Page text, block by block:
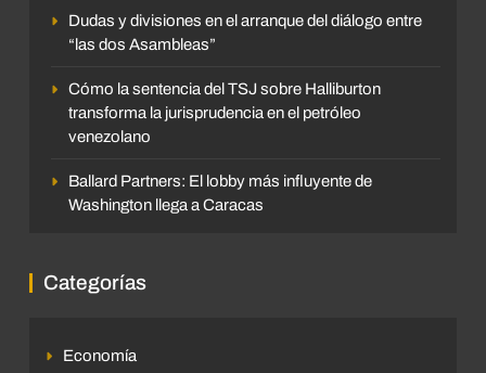
Dudas y divisiones en el arranque del diálogo entre
“las dos Asambleas”
Cómo la sentencia del TSJ sobre Halliburton
transforma la jurisprudencia en el petróleo
venezolano
Ballard Partners: El lobby más influyente de
Washington llega a Caracas
Categorías
Economía